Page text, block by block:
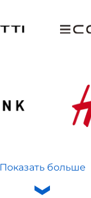
Показать больше